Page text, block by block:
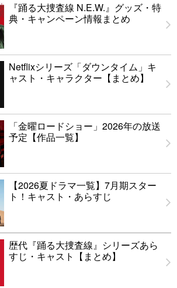
『踊る大捜査線 N.E.W.』グッズ・特
典・キャンペーン情報まとめ
Netflixシリーズ「ダウンタイム」キ
ャスト・キャラクター【まとめ】
「金曜ロードショー」2026年の放送
予定【作品一覧】
【2026夏ドラマ一覧】7月期スター
ト！キャスト・あらすじ
歴代『踊る大捜査線』シリーズあら
すじ・キャスト【まとめ】